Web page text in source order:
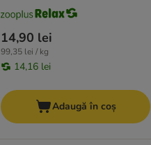
14,90 lei
99,35 lei / kg
14,16 lei
Adaugă în coș